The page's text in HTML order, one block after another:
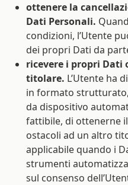
ottenere la
Dati Personali.
condizioni, l’Utente
dei propri Dati da
ricevere i propri
titolare. L’Utente ha
in formato
da dispositivo
fattibile, di ottenerne
ostacoli ad un altro
applicabile quando i
strumenti
sul consenso